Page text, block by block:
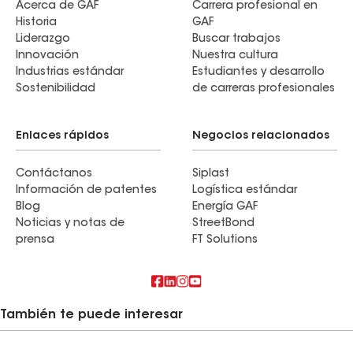
Acerca de GAF
Historia
Liderazgo
Innovación
Industrias estándar
Sostenibilidad
Carrera profesional en
GAF
Buscar trabajos
Nuestra cultura
Estudiantes y desarrollo
de carreras profesionales
Enlaces rápidos
Contáctanos
Información de patentes
Blog
Noticias y notas de
prensa
Negocios relacionados
Siplast
Logística estándar
Energía GAF
StreetBond
FT Solutions
También te puede interesar